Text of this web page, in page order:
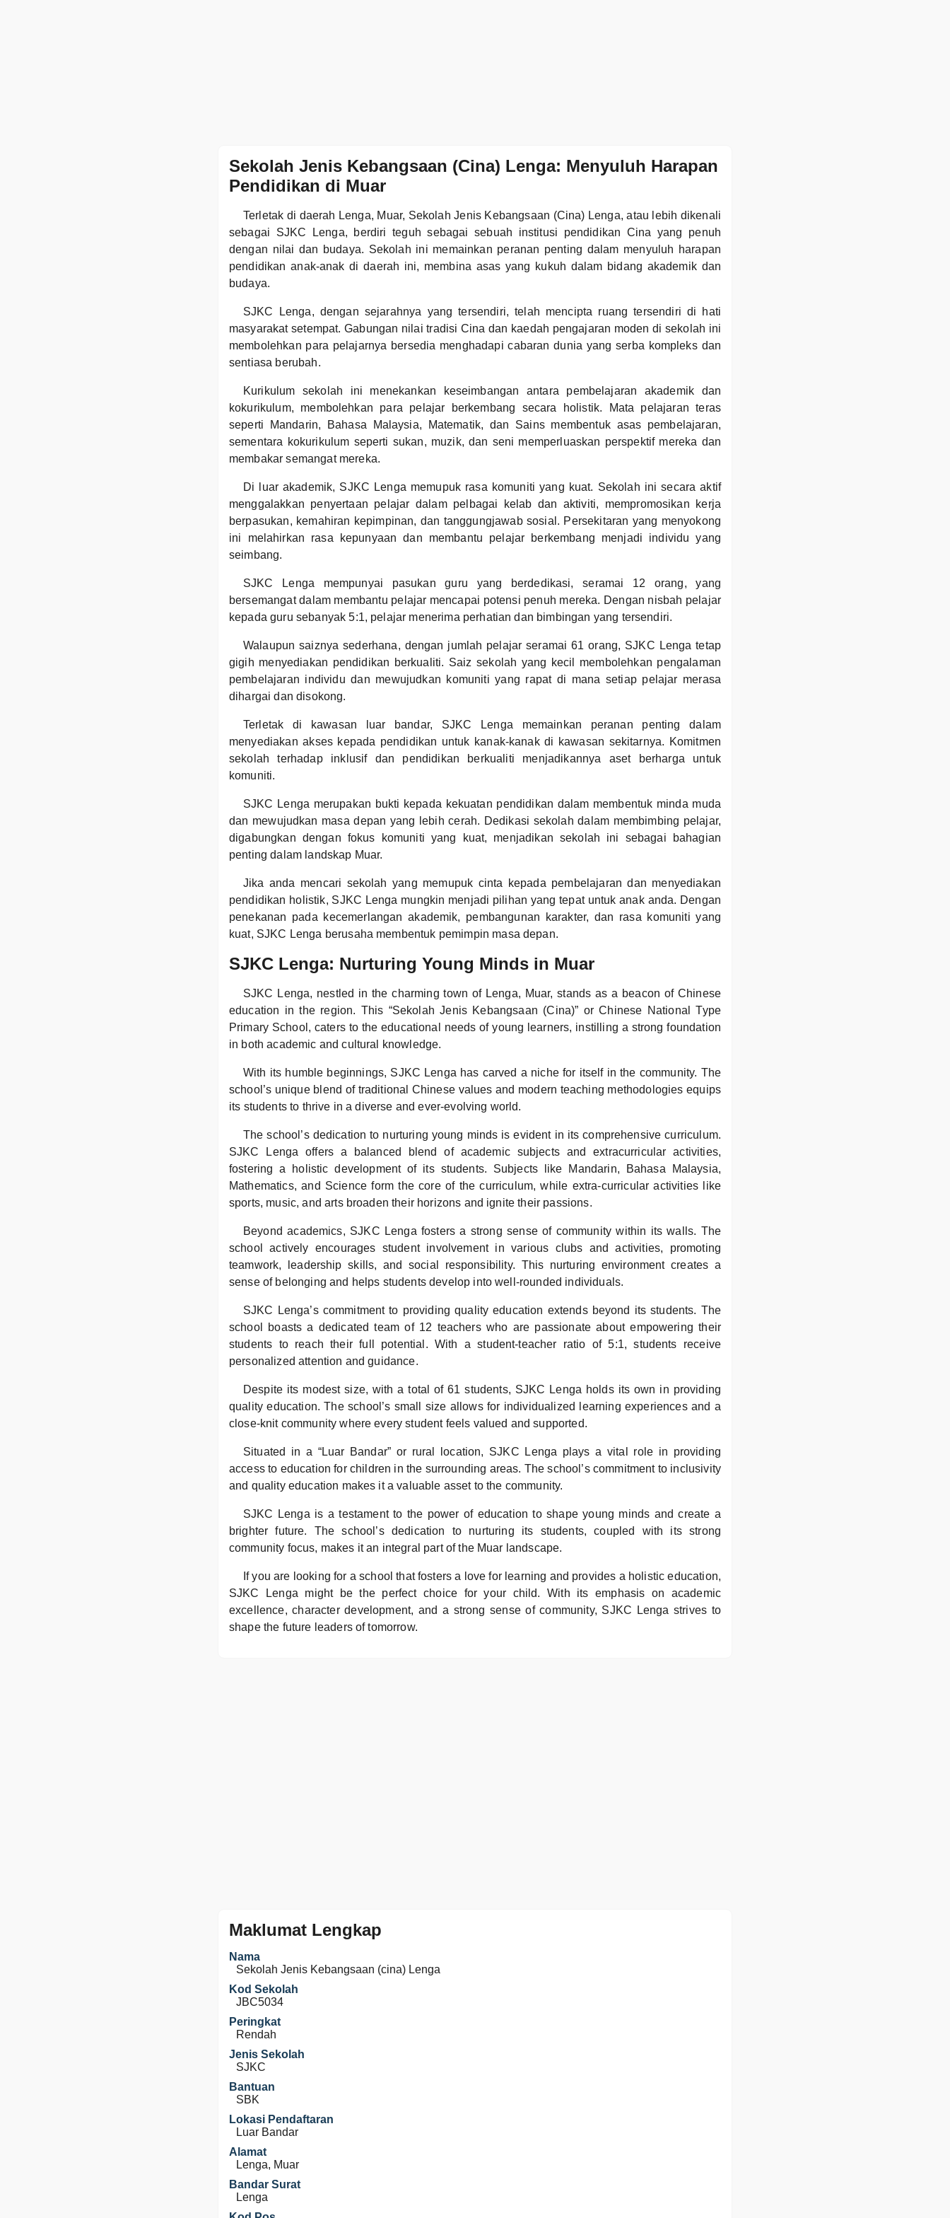
Sekolah Jenis Kebangsaan (Cina) Lenga: Menyuluh Harapan
Pendidikan di Muar
Terletak di daerah Lenga, Muar, Sekolah Jenis Kebangsaan (Cina) Lenga, atau lebih dikenali
sebagai SJKC Lenga, berdiri teguh sebagai sebuah institusi pendidikan Cina yang penuh
dengan nilai dan budaya. Sekolah ini memainkan peranan penting dalam menyuluh harapan
pendidikan anak-anak di daerah ini, membina asas yang kukuh dalam bidang akademik dan
budaya.
SJKC Lenga, dengan sejarahnya yang tersendiri, telah mencipta ruang tersendiri di hati
masyarakat setempat. Gabungan nilai tradisi Cina dan kaedah pengajaran moden di sekolah ini
membolehkan para pelajarnya bersedia menghadapi cabaran dunia yang serba kompleks dan
sentiasa berubah.
Kurikulum sekolah ini menekankan keseimbangan antara pembelajaran akademik dan
kokurikulum, membolehkan para pelajar berkembang secara holistik. Mata pelajaran teras
seperti Mandarin, Bahasa Malaysia, Matematik, dan Sains membentuk asas pembelajaran,
sementara kokurikulum seperti sukan, muzik, dan seni memperluaskan perspektif mereka dan
membakar semangat mereka.
Di luar akademik, SJKC Lenga memupuk rasa komuniti yang kuat. Sekolah ini secara aktif
menggalakkan penyertaan pelajar dalam pelbagai kelab dan aktiviti, mempromosikan kerja
berpasukan, kemahiran kepimpinan, dan tanggungjawab sosial. Persekitaran yang menyokong
ini melahirkan rasa kepunyaan dan membantu pelajar berkembang menjadi individu yang
seimbang.
SJKC Lenga mempunyai pasukan guru yang berdedikasi, seramai 12 orang, yang
bersemangat dalam membantu pelajar mencapai potensi penuh mereka. Dengan nisbah pelajar
kepada guru sebanyak 5:1, pelajar menerima perhatian dan bimbingan yang tersendiri.
Walaupun saiznya sederhana, dengan jumlah pelajar seramai 61 orang, SJKC Lenga tetap
gigih menyediakan pendidikan berkualiti. Saiz sekolah yang kecil membolehkan pengalaman
pembelajaran individu dan mewujudkan komuniti yang rapat di mana setiap pelajar merasa
dihargai dan disokong.
Terletak di kawasan luar bandar, SJKC Lenga memainkan peranan penting dalam
menyediakan akses kepada pendidikan untuk kanak-kanak di kawasan sekitarnya. Komitmen
sekolah terhadap inklusif dan pendidikan berkualiti menjadikannya aset berharga untuk
komuniti.
SJKC Lenga merupakan bukti kepada kekuatan pendidikan dalam membentuk minda muda
dan mewujudkan masa depan yang lebih cerah. Dedikasi sekolah dalam membimbing pelajar,
digabungkan dengan fokus komuniti yang kuat, menjadikan sekolah ini sebagai bahagian
penting dalam landskap Muar.
Jika anda mencari sekolah yang memupuk cinta kepada pembelajaran dan menyediakan
pendidikan holistik, SJKC Lenga mungkin menjadi pilihan yang tepat untuk anak anda. Dengan
penekanan pada kecemerlangan akademik, pembangunan karakter, dan rasa komuniti yang
kuat, SJKC Lenga berusaha membentuk pemimpin masa depan.
SJKC Lenga: Nurturing Young Minds in Muar
SJKC Lenga, nestled in the charming town of Lenga, Muar, stands as a beacon of Chinese
education in the region. This “Sekolah Jenis Kebangsaan (Cina)” or Chinese National Type
Primary School, caters to the educational needs of young learners, instilling a strong foundation
in both academic and cultural knowledge.
With its humble beginnings, SJKC Lenga has carved a niche for itself in the community. The
school’s unique blend of traditional Chinese values and modern teaching methodologies equips
its students to thrive in a diverse and ever-evolving world.
The school’s dedication to nurturing young minds is evident in its comprehensive curriculum.
SJKC Lenga offers a balanced blend of academic subjects and extracurricular activities,
fostering a holistic development of its students. Subjects like Mandarin, Bahasa Malaysia,
Mathematics, and Science form the core of the curriculum, while extra-curricular activities like
sports, music, and arts broaden their horizons and ignite their passions.
Beyond academics, SJKC Lenga fosters a strong sense of community within its walls. The
school actively encourages student involvement in various clubs and activities, promoting
teamwork, leadership skills, and social responsibility. This nurturing environment creates a
sense of belonging and helps students develop into well-rounded individuals.
SJKC Lenga’s commitment to providing quality education extends beyond its students. The
school boasts a dedicated team of 12 teachers who are passionate about empowering their
students to reach their full potential. With a student-teacher ratio of 5:1, students receive
personalized attention and guidance.
Despite its modest size, with a total of 61 students, SJKC Lenga holds its own in providing
quality education. The school’s small size allows for individualized learning experiences and a
close-knit community where every student feels valued and supported.
Situated in a “Luar Bandar” or rural location, SJKC Lenga plays a vital role in providing
access to education for children in the surrounding areas. The school’s commitment to inclusivity
and quality education makes it a valuable asset to the community.
SJKC Lenga is a testament to the power of education to shape young minds and create a
brighter future. The school’s dedication to nurturing its students, coupled with its strong
community focus, makes it an integral part of the Muar landscape.
If you are looking for a school that fosters a love for learning and provides a holistic education,
SJKC Lenga might be the perfect choice for your child. With its emphasis on academic
excellence, character development, and a strong sense of community, SJKC Lenga strives to
shape the future leaders of tomorrow.
Maklumat Lengkap
Nama
Sekolah Jenis Kebangsaan (cina) Lenga
Kod Sekolah
JBC5034
Peringkat
Rendah
Jenis Sekolah
SJKC
Bantuan
SBK
Lokasi Pendaftaran
Luar Bandar
Alamat
Lenga, Muar
Bandar Surat
Lenga